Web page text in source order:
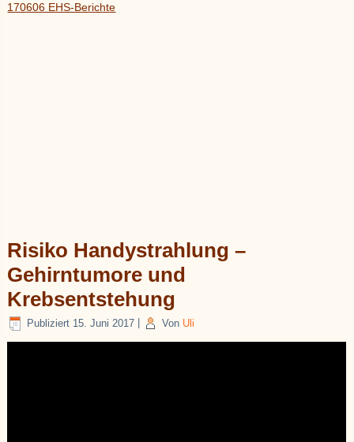
170606 EHS-Berichte
Risiko Handystrahlung –
Gehirntumore und
Krebsentstehung
Publiziert 15. Juni 2017 Von Uli